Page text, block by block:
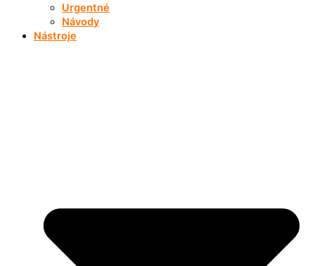
Urgentné
Návody
Nástroje